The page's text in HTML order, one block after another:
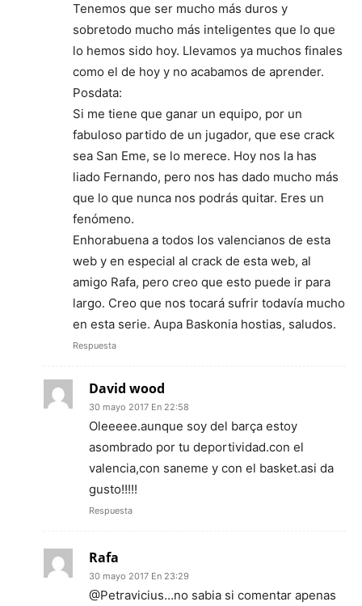
Tenemos que ser mucho más duros y
sobretodo mucho más inteligentes que lo que
lo hemos sido hoy. Llevamos ya muchos finales
como el de hoy y no acabamos de aprender.
Posdata:
Si me tiene que ganar un equipo, por un
fabuloso partido de un jugador, que ese crack
sea San Eme, se lo merece. Hoy nos la has
liado Fernando, pero nos has dado mucho más
que lo que nunca nos podrás quitar. Eres un
fenómeno.
Enhorabuena a todos los valencianos de esta
web y en especial al crack de esta web, al
amigo Rafa, pero creo que esto puede ir para
largo. Creo que nos tocará sufrir todavía mucho
en esta serie. Aupa Baskonia hostias, saludos.
Respuesta
David wood
30 mayo 2017 En 22:58
Oleeeee.aunque soy del barça estoy
asombrado por tu deportividad.con el
valencia,con saneme y con el basket.asi da
gusto!!!!!
Respuesta
Rafa
30 mayo 2017 En 23:29
@Petravicius…no sabia si comentar apenas